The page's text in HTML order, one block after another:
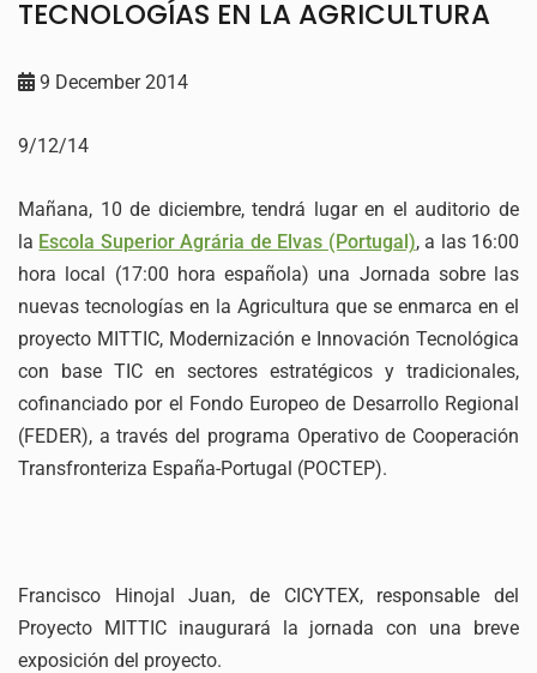
TECNOLOGÍAS EN LA AGRICULTURA
9 December 2014
9/12/14
Mañana, 10 de diciembre, tendrá lugar en el auditorio de
la Escola Superior Agrária de Elvas (Portugal), a las 16:00
hora local (17:00 hora española) una Jornada sobre las
nuevas tecnologías en la Agricultura que se enmarca en el
proyecto MITTIC, Modernización e Innovación Tecnológica
con base TIC en sectores estratégicos y tradicionales,
cofinanciado por el Fondo Europeo de Desarrollo Regional
(FEDER), a través del programa Operativo de Cooperación
Transfronteriza España-Portugal (POCTEP).
Francisco Hinojal Juan, de CICYTEX, responsable del
Proyecto MITTIC inaugurará la jornada con una breve
exposición del proyecto.